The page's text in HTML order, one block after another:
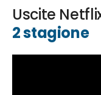
Uscite
2 stagione